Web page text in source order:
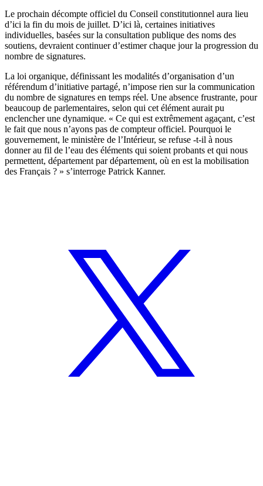
Le prochain décompte officiel du Conseil constitutionnel aura lieu
d’ici la fin du mois de juillet. D’ici là, certaines initiatives
individuelles, basées sur la consultation publique des noms des
soutiens, devraient continuer d’estimer chaque jour la progression du
nombre de signatures.
La loi organique, définissant les modalités d’organisation d’un
référendum d’initiative partagé, n’impose rien sur la communication
du nombre de signatures en temps réel. Une absence frustrante, pour
beaucoup de parlementaires, selon qui cet élément aurait pu
enclencher une dynamique. « Ce qui est extrêmement agaçant, c’est
le fait que nous n’ayons pas de compteur officiel. Pourquoi le
gouvernement, le ministère de l’Intérieur, se refuse -t-il à nous
donner au fil de l’eau des éléments qui soient probants et qui nous
permettent, département par département, où en est la mobilisation
des Français ? » s’interroge Patrick Kanner.